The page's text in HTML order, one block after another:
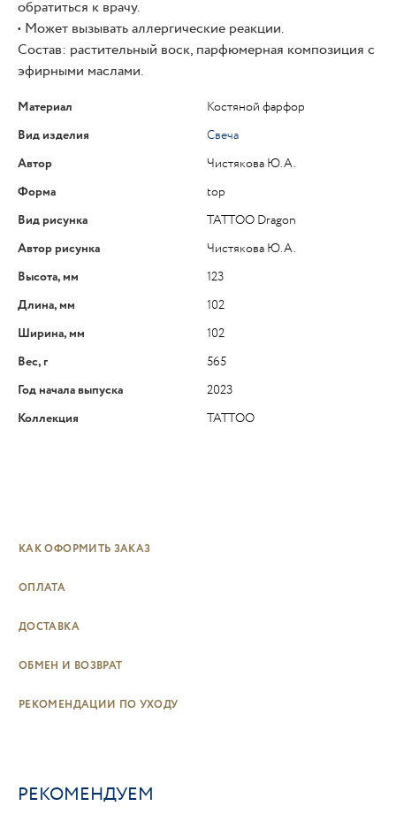
обратиться к врачу.
• Может вызывать аллергические реакции.
Состав: растительный воск, парфюмерная композиция с
эфирными маслами.
Материал
Костяной фарфор
Вид изделия
Свеча
Автор
Чистякова Ю.А.
Форма
top
Вид рисунка
TATTOO Dragon
Автор рисунка
Чистякова Ю.А.
Высота, мм
123
Длина, мм
102
Ширина, мм
102
Вес, г
565
Год начала выпуска
2023
Коллекция
TATTOO
КАК ОФОРМИТЬ ЗАКАЗ
ОПЛАТА
ДОСТАВКА
ОБМЕН И ВОЗВРАТ
РЕКОМЕНДАЦИИ ПО УХОДУ
РЕКОМЕНДУЕМ